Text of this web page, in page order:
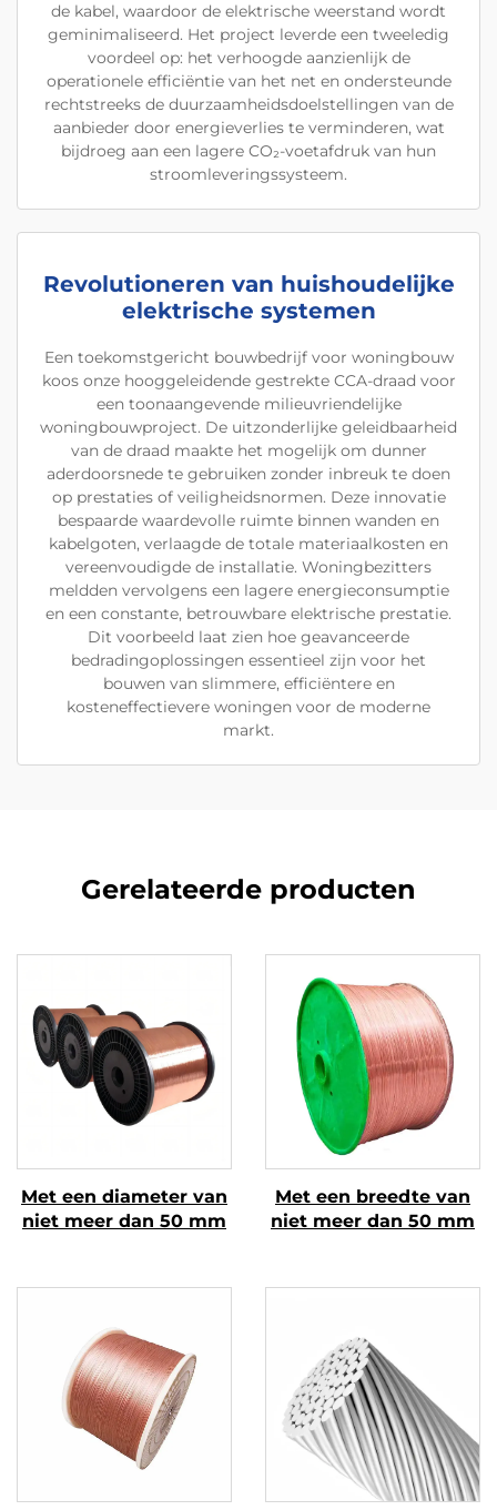
de kabel, waardoor de elektrische weerstand wordt
geminimaliseerd. Het project leverde een tweeledig
voordeel op: het verhoogde aanzienlijk de
operationele efficiëntie van het net en ondersteunde
rechtstreeks de duurzaamheidsdoelstellingen van de
aanbieder door energieverlies te verminderen, wat
bijdroeg aan een lagere CO₂-voetafdruk van hun
stroomleveringssysteem.
Revolutioneren van huishoudelijke
elektrische systemen
Een toekomstgericht bouwbedrijf voor woningbouw
koos onze hooggeleidende gestrekte CCA-draad voor
een toonaangevende milieuvriendelijke
woningbouwproject. De uitzonderlijke geleidbaarheid
van de draad maakte het mogelijk om dunner
aderdoorsnede te gebruiken zonder inbreuk te doen
op prestaties of veiligheidsnormen. Deze innovatie
bespaarde waardevolle ruimte binnen wanden en
kabelgoten, verlaagde de totale materiaalkosten en
vereenvoudigde de installatie. Woningbezitters
meldden vervolgens een lagere energieconsumptie
en een constante, betrouwbare elektrische prestatie.
Dit voorbeeld laat zien hoe geavanceerde
bedradingoplossingen essentieel zijn voor het
bouwen van slimmere, efficiëntere en
kosteneffectievere woningen voor de moderne
markt.
Gerelateerde producten
Met een diameter van
niet meer dan 50 mm
Met een breedte van
niet meer dan 50 mm